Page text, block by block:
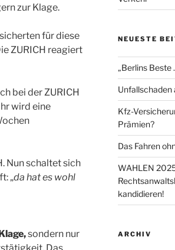
zur Klage.
für diese
ZURICH reagiert
bei der ZURICH
wird eine
Nun schaltet sich
„da hat es wohl
sondern nur
NEUESTE
„Berlins Beste
Unfallschaden
Kfz-
Prämien?
Das Fahren
WAHLEN
kandidieren!
ARCHIV